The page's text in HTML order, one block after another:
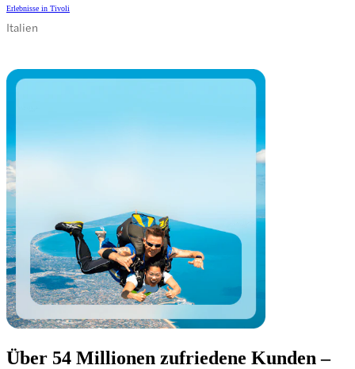
Erlebnisse in Tivoli
Italien
Über 54 Millionen zufriedene Kunden –